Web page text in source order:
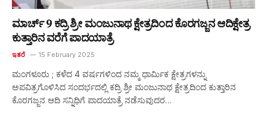
ಮಾರ್ಚ್ 9 ಕದ್ರಿ ಶ್ರೀ ಮಂಜುನಾಥ ಕ್ಷೇತ್ರದಿಂದ ಕೊರಗಜ್ಜನ ಆದಿಕ್ಷೇತ್ರ
ಕುತ್ತಾರಿನ ವರೆಗೆ ಪಾದಯಾತ್ರೆ
ಇತರೆ 15 February 2025
ಮಂಗಳೂರು ; ಕಳೆದ 4 ವರ್ಷಗಳಿಂದ ನಮ್ಮ ಧಾರ್ಮಿಕ ಕ್ಷೇತ್ರಗಳನ್ನು
ಅಪವಿತ್ರಗೊಳಿಸಿದ ಸಂದರ್ಭದಲ್ಲಿ ಕದ್ರಿ ಶ್ರೀ ಮಂಜುನಾಥ ಕ್ಷೇತ್ರದಿಂದ ಕುತ್ತಾರಿನ
ಕೊರಗಜ್ಜನ ಆದಿ ಸನ್ನಿಧಿಗೆ ಪಾದಯಾತ್ರೆ ನಡೆಸುವುದರ…